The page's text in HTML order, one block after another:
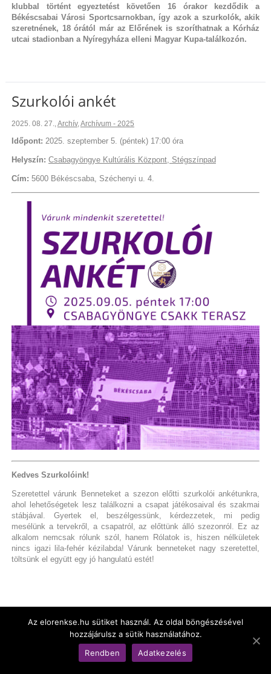
klubbal történt egyeztetést követően 16 órakor kezdődik a
Békéscsabai Városi Sportcsarnokban, így azok a szurkolók, akik
szeretnének, 18 órától már az Előrének is szoríthatnak a Kórház
utcai stadionban a Nyíregyháza elleni Magyar Kupa-találkozón.
Szurkolói ankét
2025. 08. 27.,Archív,Archívum - 2025
Időpont: 2025. szeptember 5. (péntek) 17:00 óra
Helyszín: Csabagyöngye Kultúrális Központ, Stégszínpad
Cím: 5600 Békéscsaba, Széchenyi u. 4.
Kedves Szurkolóink!
Szeretettel várunk Benneteket a szezon előtti szurkolói ankétunkra,
ahol lehetőségetek lesz találkozni a csapat játékosaival és szakmai
stábjával. Gyertek el, beszélgessünk, kérdezzetek, mi pedig
mesélünk a tervekről, a csapatról, az előttünk álló szezonról. Ez az
alkalom nemcsak rólunk szól, hanem Rólatok is, hiszen nélkületek
nincs igazi lila-fehér kézilabda! Várunk benneteket nagy szeretettel,
töltsünk el együtt egy jó hangulatú estét!
1 2 3 4 5 … 78 Következő »
Az elorenkse.hu sütiket használ. Az oldal böngészésével
hozzájárulsz a sütik használatához.
Rendben
Adatkezelés